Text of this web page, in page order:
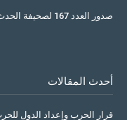
صدور العدد 167 لصحيفة الحدث الاسبوعي من لندن
أحدث المقالات
قرار الحرب وإعداد الدول